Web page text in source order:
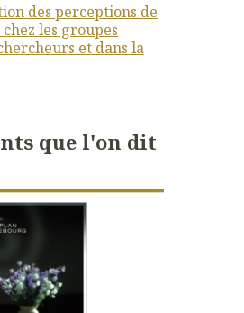
des perceptions de
les groupes
et dans la
que l'on dit